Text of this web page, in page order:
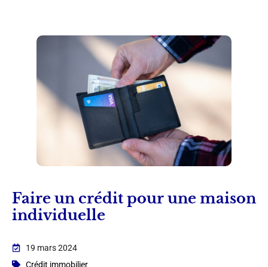
Faire un crédit pour une maison
individuelle
19 mars 2024
Crédit immobilier